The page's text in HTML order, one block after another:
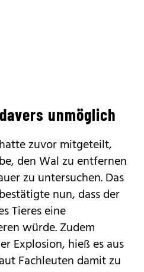
unmöglich
zuvor mitgeteilt,
den Wal zu entfernen
zu untersuchen. Das
nun, dass der
Tieres eine
würde. Zudem
Explosion, hieß es aus
Fachleuten damit zu